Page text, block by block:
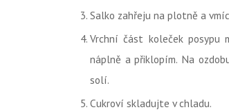
Salko zahřeju na plotně a
Vrchní část koleček posypu
náplně a přiklopím. Na
solí.
Cukroví skladujte v chladu.